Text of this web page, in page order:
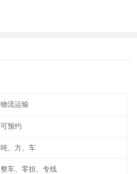
物流运输
可预约
吨、方、车
整车、零担、专线